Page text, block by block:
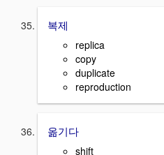
복제
replica
copy
duplicate
reproduction
옮기다
shift